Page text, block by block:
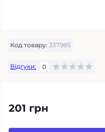
Код товару: 337985
Відгуки: 0
201 грн